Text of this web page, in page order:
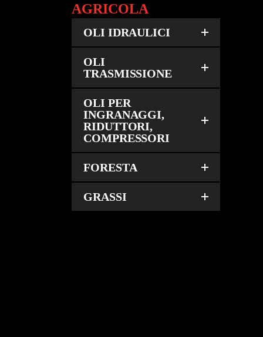
AGRICOLA
OLI IDRAULICI
OLI
TRASMISSIONE
OLI PER
INGRANAGGI,
RIDUTTORI,
COMPRESSORI
FORESTA
GRASSI